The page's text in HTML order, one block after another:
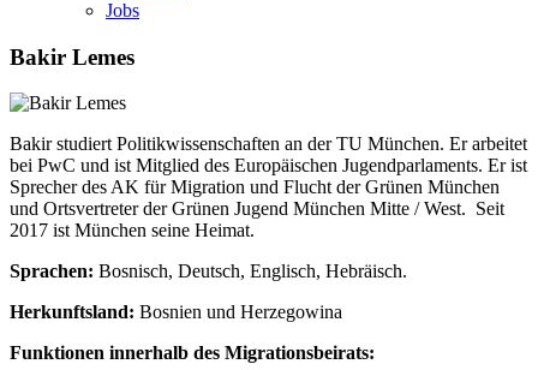
Jobs
Bakir Lemes
Bakir studiert Politikwissenschaften an der TU München. Er arbeitet
bei PwC und ist Mitglied des Europäischen Jugendparlaments. Er ist
Sprecher des AK für Migration und Flucht der Grünen München
und Ortsvertreter der Grünen Jugend München Mitte / West. Seit
2017 ist München seine Heimat.
Sprachen: Bosnisch, Deutsch, Englisch, Hebräisch.
Herkunftsland: Bosnien und Herzegowina
Funktionen innerhalb des Migrationsbeirats: